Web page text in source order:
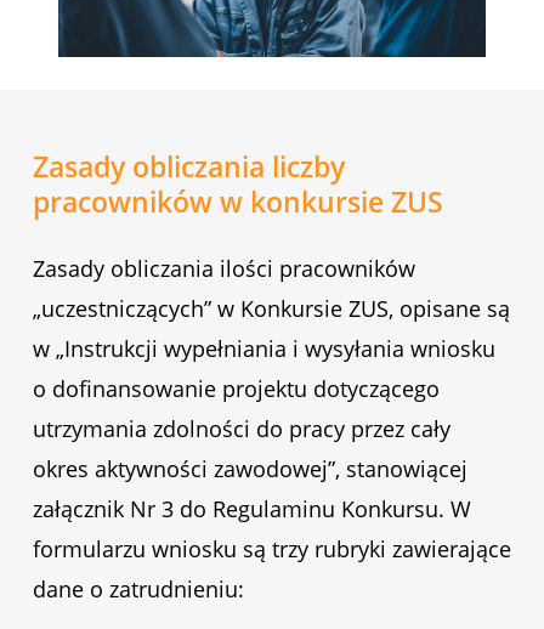
Zasady obliczania liczby
pracowników w konkursie ZUS
Zasady obliczania ilości pracowników
„uczestniczących” w Konkursie ZUS, opisane są
w „Instrukcji wypełniania i wysyłania wniosku
o dofinansowanie projektu dotyczącego
utrzymania zdolności do pracy przez cały
okres aktywności zawodowej”, stanowiącej
załącznik Nr 3 do Regulaminu Konkursu. W
formularzu wniosku są trzy rubryki zawierające
dane o zatrudnieniu: